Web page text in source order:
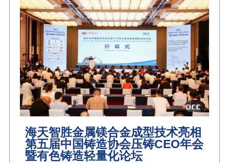
海天智胜金属镁合金成型技术亮相
第五届中国铸造协会压铸CEO年会
暨有色铸造轻量化论坛